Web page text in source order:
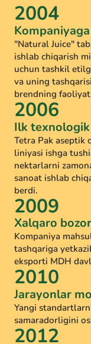
2004
"Natural Juice"
ishlab chiqarish
uchun tashkil
va uning
brendning
2006
Ilk
Tetra Pak aseptik
liniyasi ishga
nektarlarni
sanoat ishlab
berdi.
2009
Xalqaro
Kompaniya
tashqariga
eksporti MDH
2010
Jarayonlar
Yangi
samaradorligini
2012